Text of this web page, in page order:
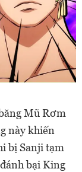
Mũ Rơm
này khiến
bị Sanji tạm
bại King